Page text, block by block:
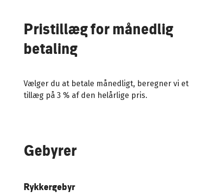
Pristillæg for månedlig
betaling
Vælger du at betale månedligt, beregner vi et
tillæg på 3 % af den helårlige pris.
Gebyrer
Rykkergebyr